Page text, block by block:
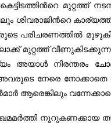
മുറ്റത്ത്‌
പരിചരണത്തില്‍
മുറ്റത്ത്‌
അയാള്‍ നിരന്തരം
നേരെ
ആരെങ്കിലും
നൂറുകണക്കായ